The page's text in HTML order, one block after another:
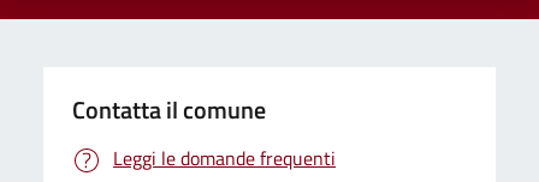
Contatta il comune
Leggi le domande frequenti